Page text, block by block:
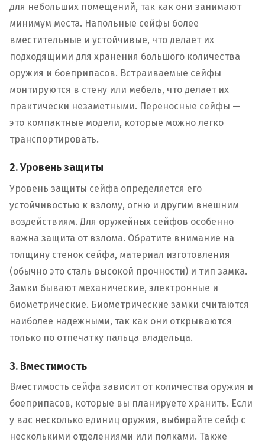
для небольших помещений, так как они занимают
минимум места. Напольные сейфы более
вместительные и устойчивые, что делает их
подходящими для хранения большого количества
оружия и боеприпасов. Встраиваемые сейфы
монтируются в стену или мебель, что делает их
практически незаметными. Переносные сейфы —
это компактные модели, которые можно легко
транспортировать.
2. Уровень защиты
Уровень защиты сейфа определяется его
устойчивостью к взлому, огню и другим внешним
воздействиям. Для оружейных сейфов особенно
важна защита от взлома. Обратите внимание на
толщину стенок сейфа, материал изготовления
(обычно это сталь высокой прочности) и тип замка.
Замки бывают механические, электронные и
биометрические. Биометрические замки считаются
наиболее надежными, так как они открываются
только по отпечатку пальца владельца.
3. Вместимость
Вместимость сейфа зависит от количества оружия и
боеприпасов, которые вы планируете хранить. Если
у вас несколько единиц оружия, выбирайте сейф с
несколькими отделениями или полками. Также